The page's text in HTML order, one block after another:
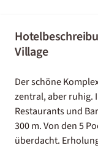
Village
Der schöne
zentral, aber ruhig.
Restaurants und
300 m. Von den 5
überdacht.